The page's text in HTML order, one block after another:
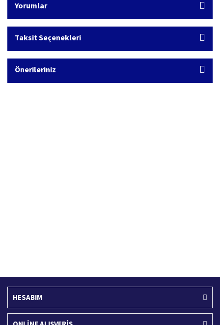
Yorumlar
Taksit Seçenekleri
Önerileriniz
HESABIM